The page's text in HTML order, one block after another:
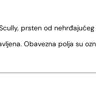
prsten od nehrđajućeg
Obavezna polja su